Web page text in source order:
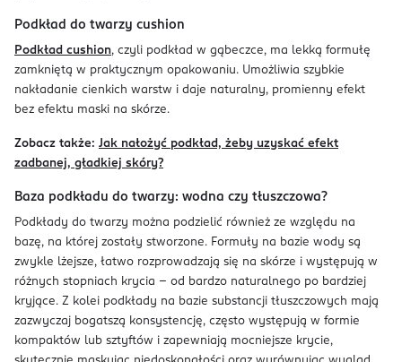
Podkład do twarzy cushion
Podkład cushion, czyli podkład w gąbeczce, ma lekką formułę
zamkniętą w praktycznym opakowaniu. Umożliwia szybkie
nakładanie cienkich warstw i daje naturalny, promienny efekt
bez efektu maski na skórze.
Zobacz także: Jak nałożyć podkład, żeby uzyskać efekt
zadbanej, gładkiej skóry?
Baza podkładu do twarzy: wodna czy tłuszczowa?
Podkłady do twarzy można podzielić również ze względu na
bazę, na której zostały stworzone. Formuły na bazie wody są
zwykle lżejsze, łatwo rozprowadzają się na skórze i występują w
różnych stopniach krycia – od bardzo naturalnego po bardziej
kryjące. Z kolei podkłady na bazie substancji tłuszczowych mają
zazwyczaj bogatszą konsystencję, często występują w formie
kompaktów lub sztyftów i zapewniają mocniejsze krycie,